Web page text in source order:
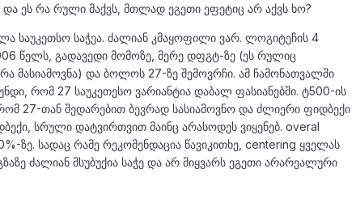
ეს რა რული მაქვს, მთლად ეგეთი ეფეტიც არ აქვს ხო?
საუკეთსო საჭეა. ძალიან კმაყოფილი ვარ. ლოგიტეჩის 4
წელს, გადავედი მომოზე, მერე დფგტ-ზე (ეს რულიც
მასიამოვნა) და ბოლოს 27-ზე შემოვრჩი. ამ ჩამონათვალში
რომ 27 საუკეთესო ვარიანტია დაბალ ფასიანებში. ტ500-ის
27-თან შედარებით ბევრად სასიამოვნო და ძლიერი ფიდბექი
სრული დატვირთვით მაინც არასოდეს ვიყენებ. overal
ზე. სადაც რამე რეკომენდაცია წავიკითხე, centering ყველას
ძალიან მსუბუქია საჭე და არ მიყვარს ეგეთი არარეალური